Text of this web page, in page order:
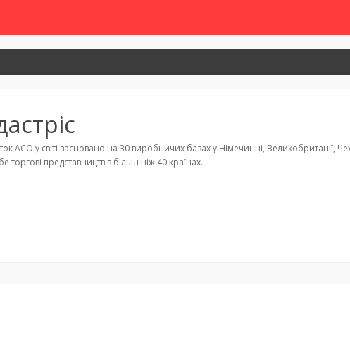
АСО у світі засновано на 30 виробничих базах у Німечинні, Великобританії,
торгові представництв в більш ніж 40 країнах…